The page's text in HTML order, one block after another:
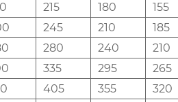
215 180 155
245 210 185
280 240 210
335 295 265
405 355 320